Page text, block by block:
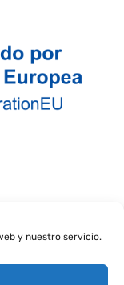
y nuestro servicio.